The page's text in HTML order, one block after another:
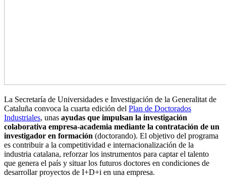
La Secretaría de Universidades e Investigación de la Generalitat de
Cataluña convoca la cuarta edición del Plan de Doctorados
Industriales, unas ayudas que impulsan la investigación
colaborativa empresa-academia mediante la contratación de un
investigador en formación (doctorando). El objetivo del programa
es contribuir a la competitividad e internacionalización de la
industria catalana, reforzar los instrumentos para captar el talento
que genera el país y situar los futuros doctores en condiciones de
desarrollar proyectos de I+D+i en una empresa.